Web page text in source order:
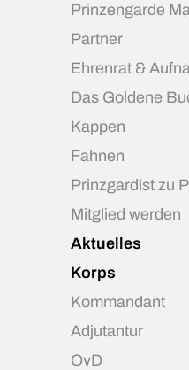
Prinzengarde
Partner
Ehrenrat &
Das Goldene
Kappen
Fahnen
Prinzgardist zu
Mitglied werden
Aktuelles
Korps
Kommandant
Adjutantur
OvD